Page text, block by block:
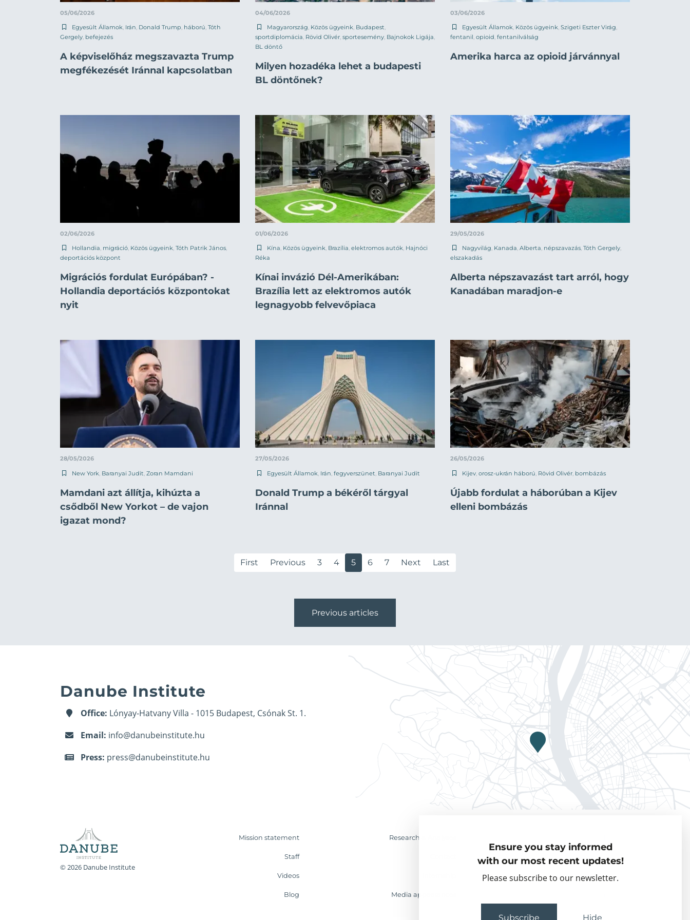
Ensure you stay informed
with our most recent updates!
Please subscribe to our newsletter.
Subscribe Hide
05/06/2026
Egyesült Államok Irán Donald Trump háború Tóth
Gergely befejezés
A képviselőház megszavazta Trump
megfékezését Iránnal kapcsolatban
04/06/2026
Magyarország Közös ügyeink Budapest
sportdiplomácia Rövid Olivér sportesemény Bajnokok Ligája
BL döntő
Milyen hozadéka lehet a budapesti
BL döntőnek?
03/06/2026
Egyesült Államok Közös ügyeink Szigeti Eszter Virág
fentanil opioid fentanilválság
Amerika harca az opioid járvánnyal
02/06/2026
Hollandia, migráció, Közös ügyeink, Tóth Patrik János,
deportációs központ
Migrációs fordulat Európában? -
Hollandia deportációs központokat
nyit
01/06/2026
Kína, Közös ügyeink, Brazília, elektromos autók, Hajnóci
Réka
Kínai invázió Dél-Amerikában:
Brazília lett az elektromos autók
legnagyobb felvevőpiaca
29/05/2026
Nagyvilág, Kanada, Alberta, népszavazás, Tóth Gergely,
elszakadás
Alberta népszavazást tart arról, hogy
Kanadában maradjon-e
28/05/2026
New York Baranyai Judit Zoran Mamdani
Mamdani azt állítja, kihúzta a
csődből New Yorkot – de vajon
igazat mond?
27/05/2026
Egyesült Államok Irán fegyverszünet Baranyai Judit
Donald Trump a békéről tárgyal
Iránnal
26/05/2026
Kijev orosz-ukrán háború Rövid Olivér bombázás
Újabb fordulat a háborúban a Kijev
elleni bombázás
First Previous 3 4 5 6 7 Next Last
Previous articles
Danube Institute
Office: Lónyay-Hatvany Villa - 1015 Budapest, Csónak St. 1.
Email: info@danubeinstitute.hu
Press: press@danubeinstitute.hu
© 2026 Danube Institute
Mission statement Research & Analyses
Staff Visiting Fellows
Videos Partner organisations
Blog Media appearances